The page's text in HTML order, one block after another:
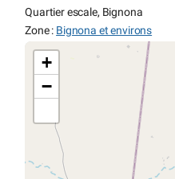
Quartier escale, Bignona
Zone : Bignona et environs
+
−